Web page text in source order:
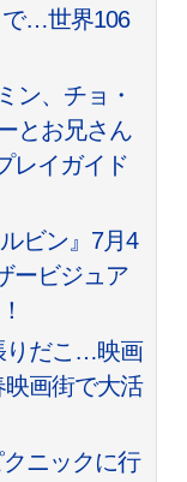
で…世界106
ン、チョ・
とお兄さん
レイガイド
ビン』7月4
ービジュア
りだこ…映画
映画街で大活
クニックに行